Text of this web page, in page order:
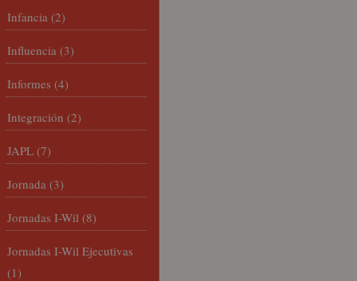
Infancia (2)
Influencia (3)
Informes (4)
Integración (2)
JAPL (7)
Jornada (3)
Jornadas I-Wil (8)
Jornadas I-Wil Ejecutivas
(1)